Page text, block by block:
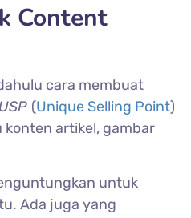
Content
cara membuat
USP (Unique Selling Point)
konten artikel, gambar
untuk
Ada juga yang